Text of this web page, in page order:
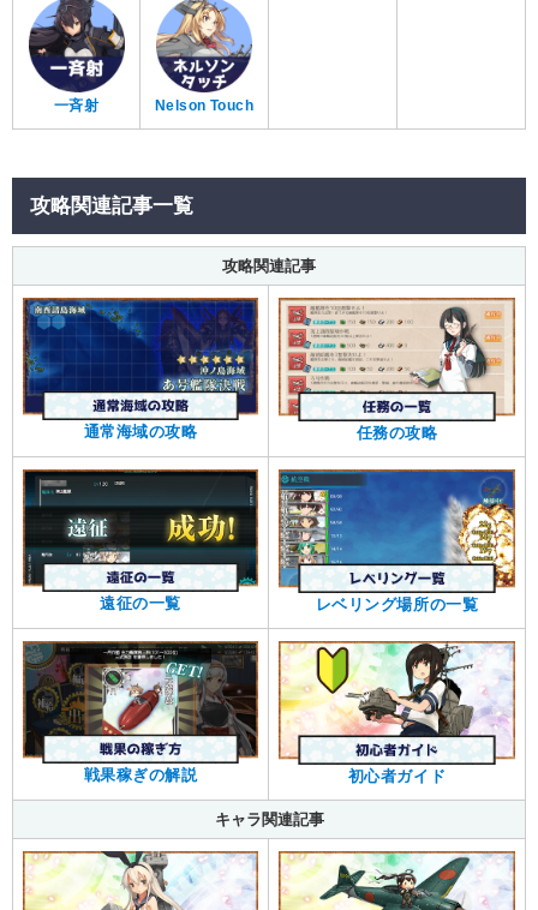
一斉射 Nelson Touch
攻略関連記事一覧
攻略関連記事
通常海域の攻略 任務の攻略
遠征の一覧 レベリング場所の一覧
戦果稼ぎの解説 初心者ガイド
キャラ関連記事